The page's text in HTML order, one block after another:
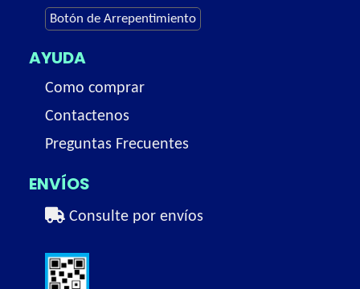
Botón de Arrepentimiento
AYUDA
Como comprar
Contactenos
Preguntas Frecuentes
ENVÍOS
Consulte por envíos